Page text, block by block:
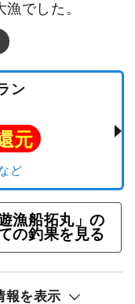
でした。
ン
元
遊漁船拓丸」の
の釣果を見る
報を表示